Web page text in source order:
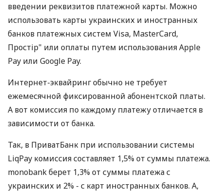
введении реквизитов платежной карты. Можно
использовать карты украинских и иностранных
банков платежных систем Visa, MasterCard,
Простір" или оплаты путем использования Apple
Pay или Google Pay.
Интернет-эквайринг обычно не требует
ежемесячной фиксированной абонентской платы.
А вот комиссия по каждому платежу отличается в
зависимости от банка.
Так, в ПриватБанк при использовании системы
LiqPay комиссия составляет 1,5% от суммы платежа.
monobank берет 1,3% от суммы платежа с
украинских и 2% - с карт иностранных банков. А,